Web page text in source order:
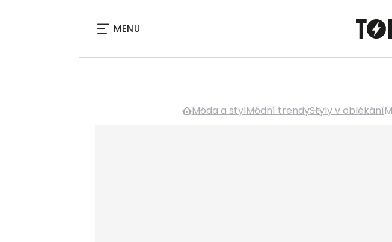
MENU
Móda a stylMódní trendyStyly v oblékání